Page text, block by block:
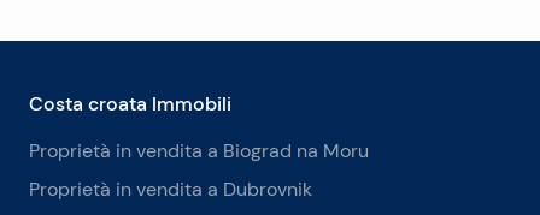
Costa croata Immobili
Proprietà in vendita a Biograd na Moru
Proprietà in vendita a Dubrovnik